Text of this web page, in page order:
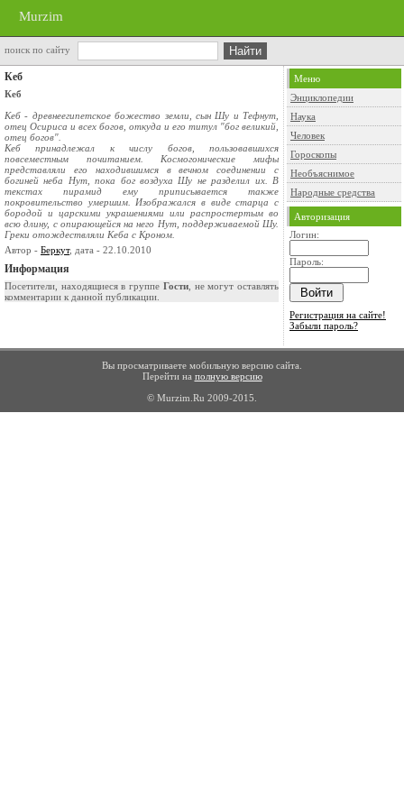
Murzim
поиск по сайту
Кеб
Кеб
Кеб - древнеегипетское божество земли, сын Шу и Тефнут,
отец Осириса и всех богов, откуда и его титул "бог великий,
отец богов".
Кеб принадлежал к числу богов, пользовавшихся
повсеместным почитанием. Космогонические мифы
представляли его находившимся в вечном соединении с
богиней неба Нут, пока бог воздуха Шу не разделил их. В
текстах пирамид ему приписывается также
покровительство умершим. Изображался в виде старца с
бородой и царскими украшениями или распростертым во
всю длину, с опирающейся на него Нут, поддерживаемой Шу.
Греки отождествляли Кеба с Кроном.
Автор - Беркут, дата - 22.10.2010
Информация
Посетители, находящиеся в группе Гости, не могут оставлять
комментарии к данной публикации.
Меню
Энциклопедии
Наука
Человек
Гороскопы
Необъяснимое
Народные средства
Авторизация
Логин:
Пароль:
Регистрация на сайте!
Забыли пароль?
Вы просматриваете мобильную версию сайта.
Перейти на полную версию
© Murzim.Ru 2009-2015.